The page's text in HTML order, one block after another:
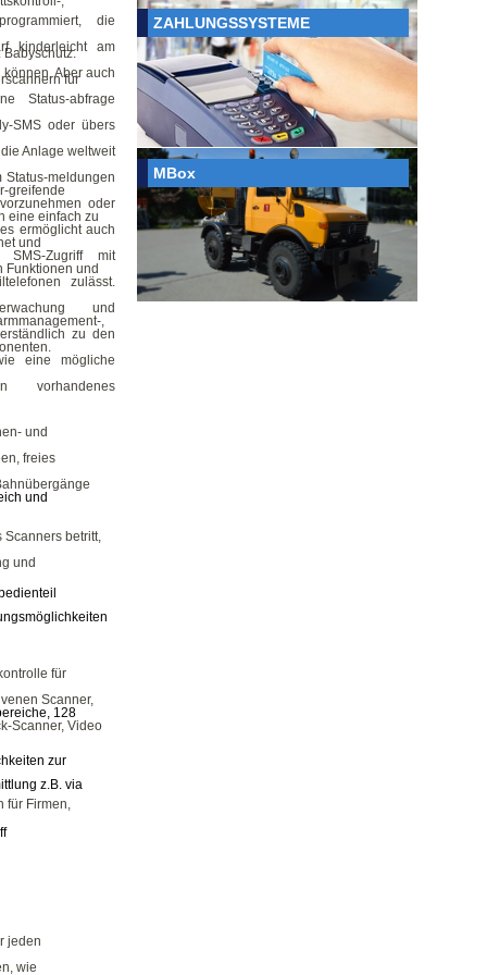
Babyschutz.
für
greifende
eine einfach zu
und
Funktionen und
,
und
freies
Scanners betritt,
und
für
Scanner,
Scanner, Video
für Firmen,
jeden
wie
die
kinderleicht am
Aber auch
Status-abfrage
SMS oder übers
Anlage weltweit
meldungen
oder
ermöglicht auch
Zugriff mit
zulässt.
und
zu den
eine mögliche
vorhandenes
und
128
zur
z.B. via
ZAHLUNGSSYSTEME
MBox